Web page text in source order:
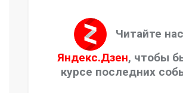
Читайте
Яндекс.Дзен, чтобы
курсе последних